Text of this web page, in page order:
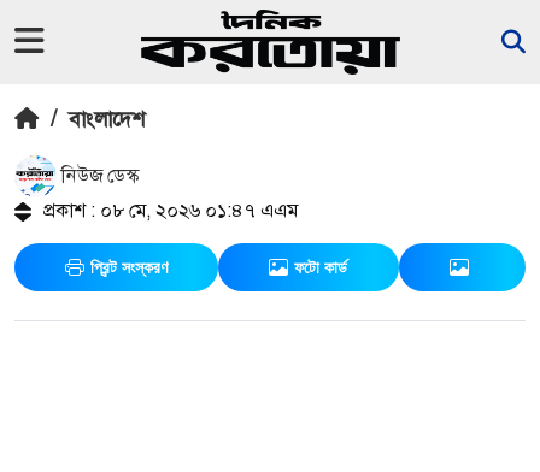
/ বাংলাদেশ
নিউজ ডেস্ক
প্রকাশ : ০৮ মে, ২০২৬ ০১:৪৭ এএম
প্রিন্ট সংস্করণ ফটো কার্ড